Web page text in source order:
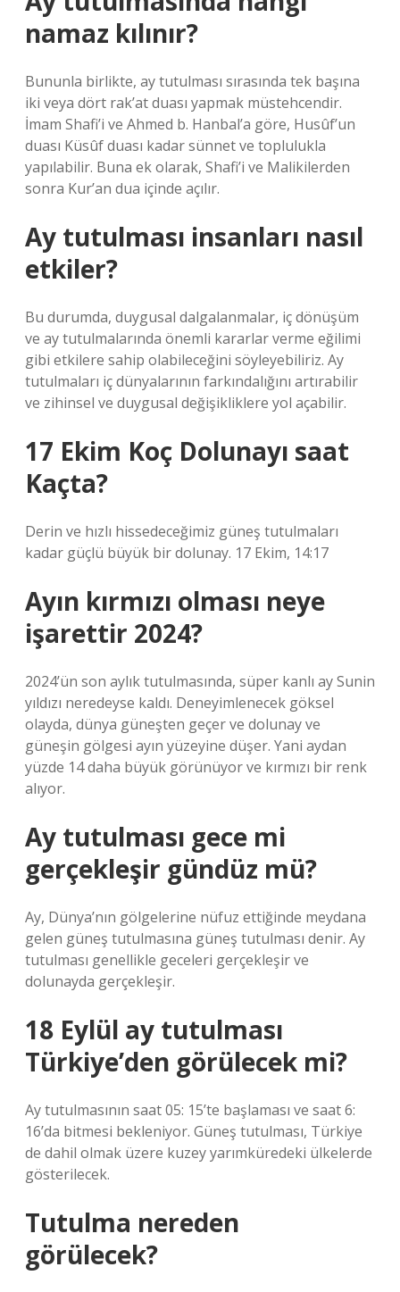
namaz kılınır?
Bununla birlikte, ay tutulması sırasında tek başına
iki veya dört rak’at duası yapmak müstehcendir.
İmam Shafi’i ve Ahmed b. Hanbal’a göre, Husûf’un
duası Küsûf duası kadar sünnet ve toplulukla
yapılabilir. Buna ek olarak, Shafi’i ve Malikilerden
sonra Kur’an dua içinde açılır.
Ay tutulması insanları nasıl
etkiler?
Bu durumda, duygusal dalgalanmalar, iç dönüşüm
ve ay tutulmalarında önemli kararlar verme eğilimi
gibi etkilere sahip olabileceğini söyleyebiliriz. Ay
tutulmaları iç dünyalarının farkındalığını artırabilir
ve zihinsel ve duygusal değişikliklere yol açabilir.
17 Ekim Koç Dolunayı saat
Kaçta?
Derin ve hızlı hissedeceğimiz güneş tutulmaları
kadar güçlü büyük bir dolunay. 17 Ekim, 14:17
Ayın kırmızı olması neye
işarettir 2024?
2024’ün son aylık tutulmasında, süper kanlı ay Sunin
yıldızı neredeyse kaldı. Deneyimlenecek göksel
olayda, dünya güneşten geçer ve dolunay ve
güneşin gölgesi ayın yüzeyine düşer. Yani aydan
yüzde 14 daha büyük görünüyor ve kırmızı bir renk
alıyor.
Ay tutulması gece mi
gerçekleşir gündüz mü?
Ay, Dünya’nın gölgelerine nüfuz ettiğinde meydana
gelen güneş tutulmasına güneş tutulması denir. Ay
tutulması genellikle geceleri gerçekleşir ve
dolunayda gerçekleşir.
18 Eylül ay tutulması
Türkiye’den görülecek mi?
Ay tutulmasının saat 05: 15’te başlaması ve saat 6:
16’da bitmesi bekleniyor. Güneş tutulması, Türkiye
de dahil olmak üzere kuzey yarımküredeki ülkelerde
gösterilecek.
Tutulma nereden
görülecek?